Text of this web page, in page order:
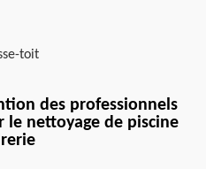
des professionnels
le nettoyage de piscine